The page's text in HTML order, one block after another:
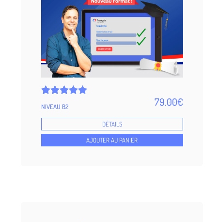
Noté
4.99
sur 5 basé
sur
5
client
NIVEAU B2 79.00€
DÉTAILS
AJOUTER AU PANIER